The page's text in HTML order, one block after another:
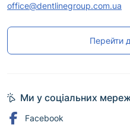
office@dentlinegroup.com.ua
Перейти
Ми у соціальних
Facebook